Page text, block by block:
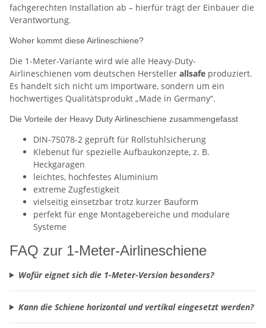
fachgerechten Installation ab – hierfür trägt der Einbauer die
Verantwortung.
Woher kommt diese Airlineschiene?
Die 1-Meter-Variante wird wie alle Heavy-Duty-
Airlineschienen vom deutschen Hersteller allsafe produziert.
Es handelt sich nicht um Importware, sondern um ein
hochwertiges Qualitätsprodukt „Made in Germany“.
Die Vorteile der Heavy Duty Airlineschiene zusammengefasst
DIN-75078-2 geprüft für Rollstuhlsicherung
Klebenut für spezielle Aufbaukonzepte, z. B.
Heckgaragen
leichtes, hochfestes Aluminium
extreme Zugfestigkeit
vielseitig einsetzbar trotz kurzer Bauform
perfekt für enge Montagebereiche und modulare
Systeme
FAQ zur 1-Meter-Airlineschiene
Wofür eignet sich die 1-Meter-Version besonders?
Kann die Schiene horizontal und vertikal eingesetzt werden?